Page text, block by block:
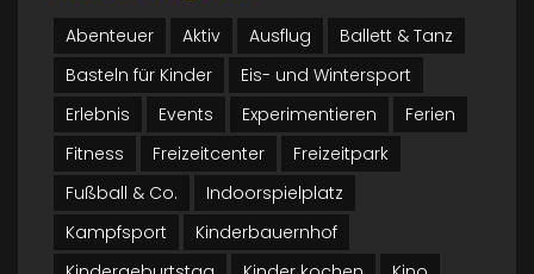
Abenteuer Aktiv Ausflug
Ballett & Tanz
Basteln für Kinder
Eis- und Wintersport
Erlebnis
Events Experimentieren
Ferien
Fitness
Freizeitcenter
Freizeitpark
Fußball & Co.
Indoorspielplatz
Kampfsport
Kinderbauernhof